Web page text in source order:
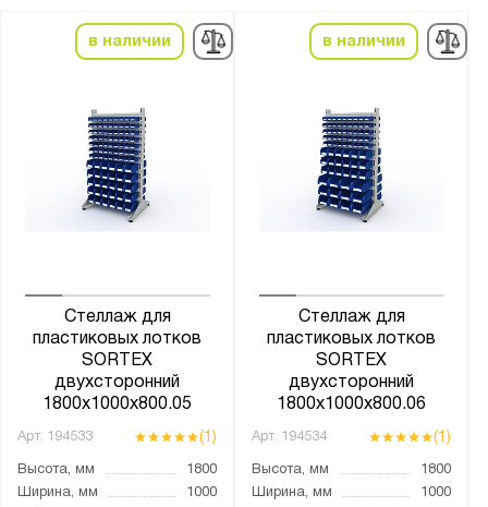
в наличии
Стеллаж для
пластиковых лотков
SORTEX
двухсторонний
1800x1000x800.05
Арт. 194533 (1)
Высота, мм
1800
Ширина, мм
1000
в наличии
Стеллаж для
пластиковых лотков
SORTEX
двухсторонний
1800x1000x800.06
Арт. 194534 (1)
Высота, мм
1800
Ширина, мм
1000